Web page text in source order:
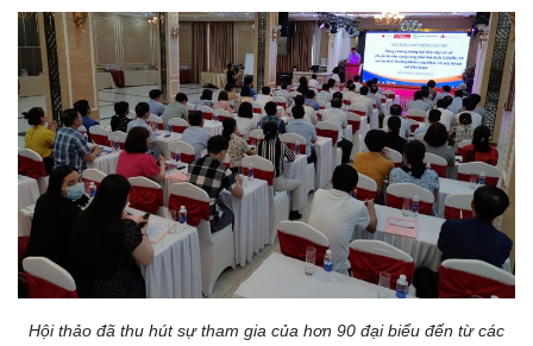
Hội thảo đã thu hút sự tham gia của hơn 90 đại biểu đến từ các